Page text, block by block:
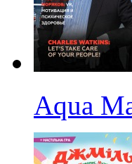
Aqua